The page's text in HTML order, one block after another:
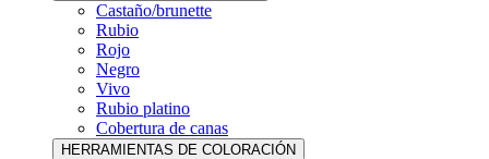
Castaño/brunette
Rubio
Rojo
Negro
Vivo
Rubio platino
Cobertura de canas
HERRAMIENTAS DE COLORACIÓN